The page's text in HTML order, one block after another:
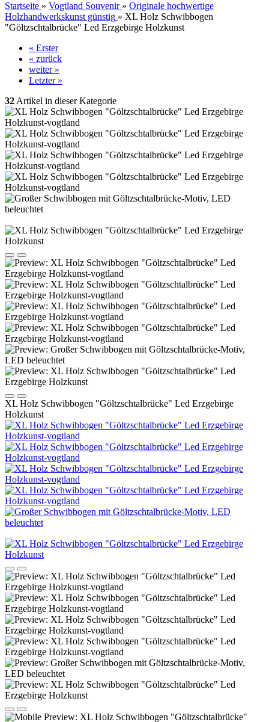
Startseite » Vogtland Souvenir » Originale hochwertige
Holzhandwerkskunst günstig » XL Holz Schwibbogen
"Göltzschtalbrücke" Led Erzgebirge Holzkunst
« Erster
« zurück
weiter »
Letzter »
32 Artikel in dieser Kategorie
XL Holz Schwibbogen "Göltzschtalbrücke" Led Erzgebirge
Holzkunst